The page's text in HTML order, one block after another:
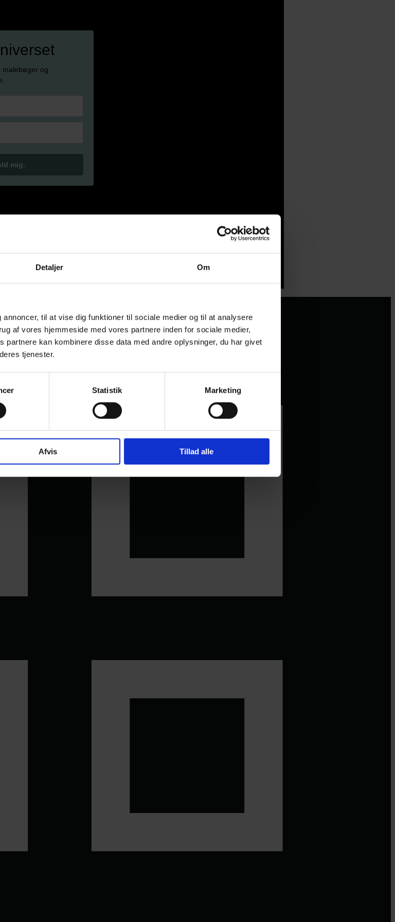
Detaljer Om
til at vise dig funktioner til sociale medier og til at analysere
af vores hjemmeside med vores partnere inden for sociale medier,
partnere kan kombinere disse data med andre oplysninger, du har givet
tjenester.
Statistik Marketing
Afvis Tillad alle
malebøger og
mig.